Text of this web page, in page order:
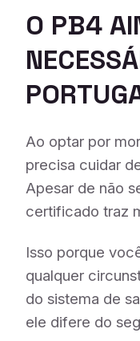
O PB4
Ao optar por
precisa cuidar
Apesar de não
certificado traz
Isso porque
qualquer
do sistema de
ele difere do